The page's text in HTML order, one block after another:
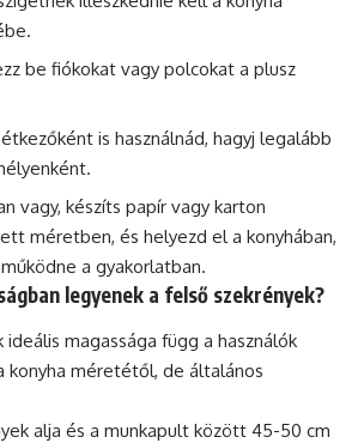
be fiókokat vagy polcokat a plusz
is használnád, hagyj legalább
vagy, készíts papír vagy karton
méretben, és helyezd el a konyhában,
a gyakorlatban.
legyenek a felső szekrények?
ideális magassága függ a használók
konyha méretétől, de általános
alja és a munkapult között 45-50 cm